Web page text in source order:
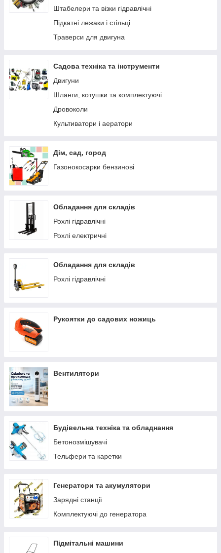
Штабелери та візки гідравлічні
Підкaтні лeжaки і cтільці
Траверси для двигуна
Садова техніка та інструменти
Двигуни
Шланги, котушки та комплектуючі
Дровоколи
Культиватори і аератори
Дім, сад, город
Газонокосарки бензинові
Обладання для складів
Рохлі гідравлічні
Рохлі електричні
Обладання для складів
Рохлі гідравлічні
Рукоятки до садових ножиць
Вентилятори
Будівельна техніка та обладнання
Бетонозмішувачі
Тельфери та каретки
Генератори та акумулятори
Зарядні станції
Комплектуючі до генератора
Підмітальні машини